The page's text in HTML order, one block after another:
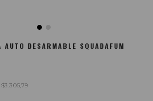
AUTO DESARMABLE SQUADAFUM
$3.305,79